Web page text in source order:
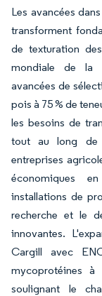
Les avancées
transforment
de texturation
mondiale de la
avancées de
pois à 75 % de
les besoins de
tout au long de
entreprises
économiques
installations de
recherche et le
innovantes.
Cargill avec
mycoprotéines
soulignant le